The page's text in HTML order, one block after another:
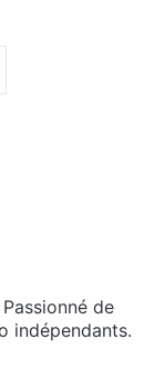
de
indépendants.